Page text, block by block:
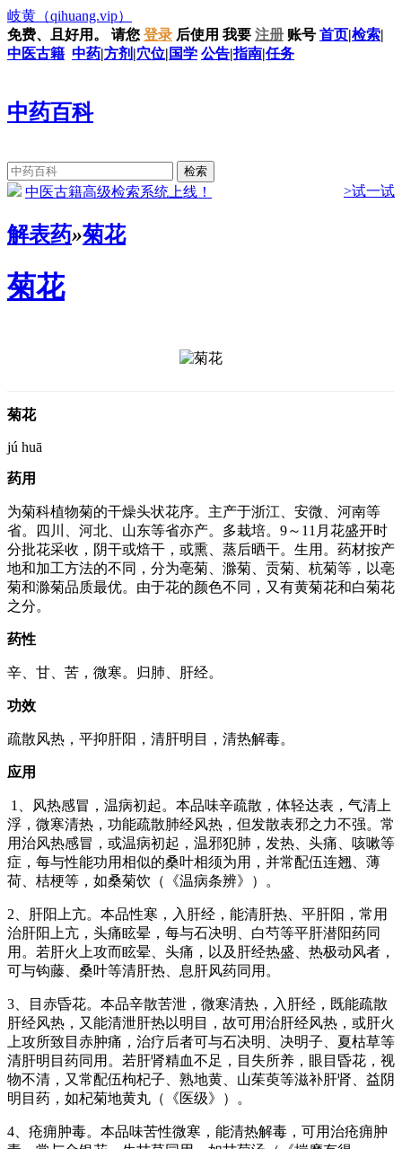
岐黄 （qihuang.vip）
免费、且好用。
请您 登录 后使用 我要 注册 账号 首页|检索|
中医古籍 中药|方剂 |穴位| 国学 公告|指南|任务
中药百科
中医古籍高级检索系统上线！ >试一试
解表药»菊花
菊花
菊花
jú huā
药用
为菊科植物菊的干燥头状花序。主产于浙江、安微、河南等
省。四川、河北、山东等省亦产。多栽培。9～11月花盛开时
分批花采收，阴干或焙干，或熏、蒸后晒干。生用。药材按产
地和加工方法的不同，分为亳菊、滁菊、贡菊、杭菊等，以亳
菊和滁菊品质最优。由于花的颜色不同，又有黄菊花和白菊花
之分。
药性
辛、甘、苦，微寒。归肺、肝经。
功效
疏散风热，平抑肝阳，清肝明目，清热解毒。
应用
1、风热感冒，温病初起。本品味辛疏散，体轻达表，气清上
浮，微寒清热，功能疏散肺经风热，但发散表邪之力不强。常
用治风热感冒，或温病初起，温邪犯肺，发热、头痛、咳嗽等
症，每与性能功用相似的桑叶相须为用，并常配伍连翘、薄
荷、桔梗等，如桑菊饮（《温病条辨》）。
2、肝阳上亢。本品性寒，入肝经，能清肝热、平肝阳，常用
治肝阳上亢，头痛眩晕，每与石决明、白芍等平肝潜阳药同
用。若肝火上攻而眩晕、头痛，以及肝经热盛、热极动风者，
可与钩藤、桑叶等清肝热、息肝风药同用。
3、目赤昏花。本品辛散苦泄，微寒清热，入肝经，既能疏散
肝经风热，又能清泄肝热以明目，故可用治肝经风热，或肝火
上攻所致目赤肿痛，治疗后者可与石决明、决明子、夏枯草等
清肝明目药同用。若肝肾精血不足，目失所养，眼目昏花，视
物不清，又常配伍枸杞子、熟地黄、山茱萸等滋补肝肾、益阴
明目药，如杞菊地黄丸（《医级》）。
4、疮痈肿毒。本品味苦性微寒，能清热解毒，可用治疮痈肿